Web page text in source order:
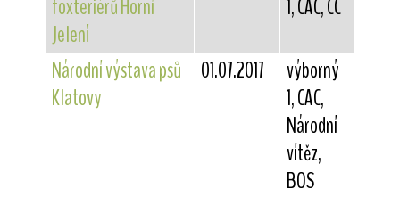
foxteriérů Horní
Jelení
1, CAC, CC
Národní výstava psů
Klatovy
01.07.2017
výborný
1, CAC,
Národní
vítěz,
BOS